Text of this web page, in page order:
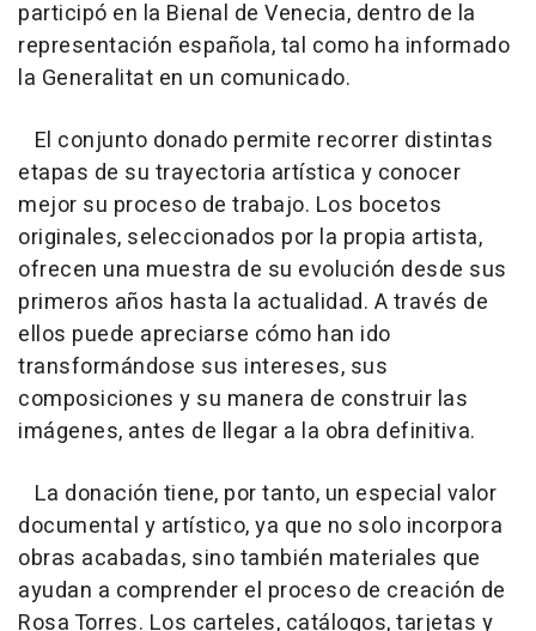
participó en la Bienal de Venecia, dentro de la
representación española, tal como ha informado
la Generalitat en un comunicado.
El conjunto donado permite recorrer distintas
etapas de su trayectoria artística y conocer
mejor su proceso de trabajo. Los bocetos
originales, seleccionados por la propia artista,
ofrecen una muestra de su evolución desde sus
primeros años hasta la actualidad. A través de
ellos puede apreciarse cómo han ido
transformándose sus intereses, sus
composiciones y su manera de construir las
imágenes, antes de llegar a la obra definitiva.
La donación tiene, por tanto, un especial valor
documental y artístico, ya que no solo incorpora
obras acabadas, sino también materiales que
ayudan a comprender el proceso de creación de
Rosa Torres. Los carteles, catálogos, tarjetas y